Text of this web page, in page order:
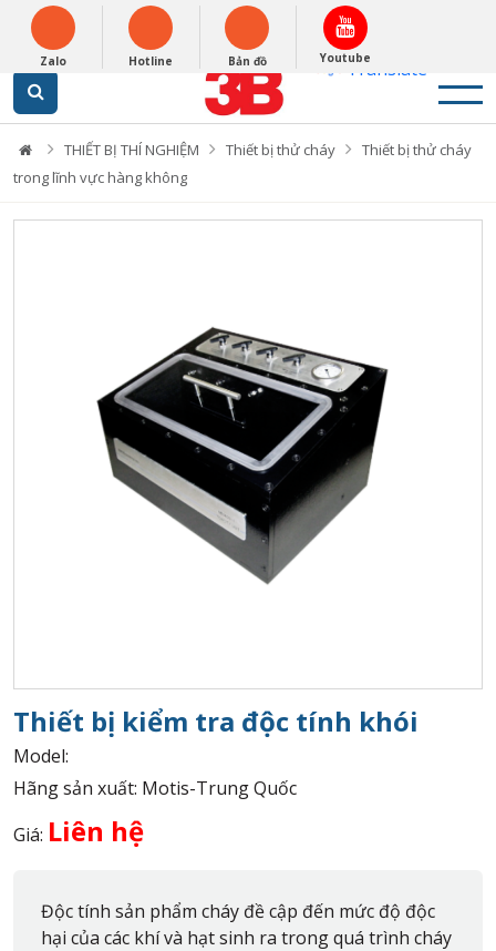
Powered by
Translate
English
0948279988
THIẾT BỊ THÍ NGHIỆM Thiết bị thử cháy
Thiết bị thử cháy
trong lĩnh vực hàng không
Thiết bị kiểm tra độc tính khói
Model:
Hãng sản xuất: Motis-Trung Quốc
Giá: Liên hệ
Độc tính sản phẩm cháy đề cập đến mức độ độc
hại của các khí và hạt sinh ra trong quá trình cháy
Zalo Hotline Bản đồ Youtube